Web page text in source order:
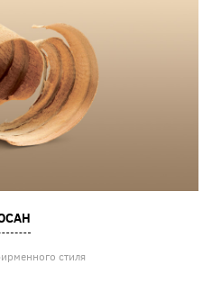
стиля